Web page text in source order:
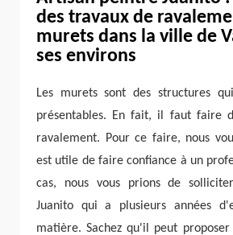
des travaux de
murets dans la ville de
ses environs
Les murets sont des structures
présentables. En fait, il faut faire
ravalement. Pour ce faire, nous
est utile de faire confiance à un
cas, nous vous prions de
Juanito qui a plusieurs années
matière. Sachez qu'il peut